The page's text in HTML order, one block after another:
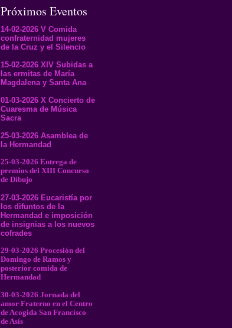
Próximos Eventos
14-02-2026 V Comida
confraternidad mujeres
de la Cruz y el Silencio
15-02-2026 XIV Subidas a
las ermitas de María
Magdalena y Santa Ana
01-03-2026 X Concierto de
Cuaresma de Música
Sacra
25-03-2026 Asamblea de
la Hermandad
25-03-2026 Entrega de
premios del XIII Concurso
de Dibujo
27-03-2026 Eucaristía por
los difuntos de la
Hermandad e imposición
de insignias a los nuevos
cofrades
29-03-2026 Procesión del
Domingo de Ramos y
posterior comida de
Hermandad
30-03-2026 Jornada del
amor Fraterno en el Centro
de Acogida San Francisco
de Asís